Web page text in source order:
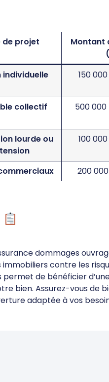
de projet
Montant
individuelle
150
collectif
500 000
lourde ou
100
200
dommages
contre les
permet de bénéficier
bien. Assurez-vous de
adaptée à vos